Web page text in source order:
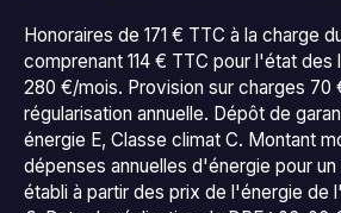
Honoraires de 171 € TTC à la charge
comprenant 114 € TTC pour l'état
280 €/mois. Provision sur charges 70
régularisation annuelle. Dépôt de
énergie E, Classe climat C. Montant
dépenses annuelles d'énergie pour
établi à partir des prix de l'énergie de